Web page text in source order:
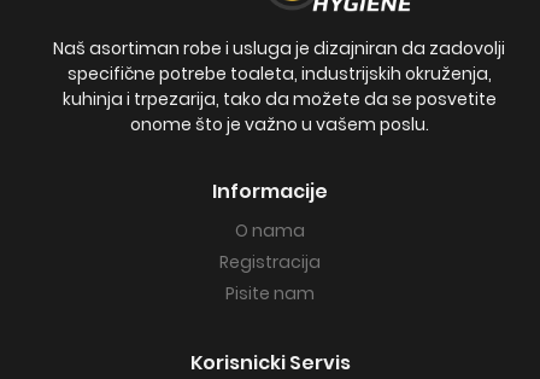
Naš asortiman robe i usluga je dizajniran da zadovolji
specifične potrebe toaleta, industrijskih okruženja,
kuhinja i trpezarija, tako da možete da se posvetite
onome što je važno u vašem poslu.
Informacije
O nama
Registracija
Pisite nam
Korisnicki Servis